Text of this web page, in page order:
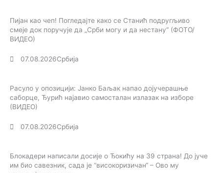
Пијан као чеп! Погледајте како се Станић подругљиво
смеје док поручује да „Срби могу и да нестану“ (ФОТО/
ВИДЕО)
07.08.2026Србија
Расуло у опозицији: Јанко Баљак напао дојучерашње
саборце, Ђурић најавио самосталан излазак на изборе
(ВИДЕО)
07.08.2026Србија
Блокадери написали досије о Ђокићу на 39 страна! До јуче
им био савезник, сада је “високоризичан“ – Ово му